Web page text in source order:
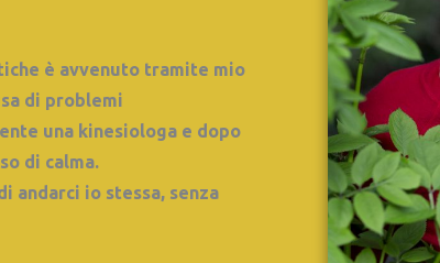
è avvenuto tramite mio
di problemi
una kinesiologa e dopo
di calma.
andarci io stessa, senza